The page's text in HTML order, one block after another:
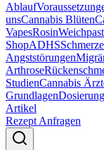
Ablauf
unsCannabis Blüten
VapesRosin
ShopADHS
Angststörungen
Arthrose
StudienCannabis
GrundlagenDosierung
Artikel
Rezept Anfragen